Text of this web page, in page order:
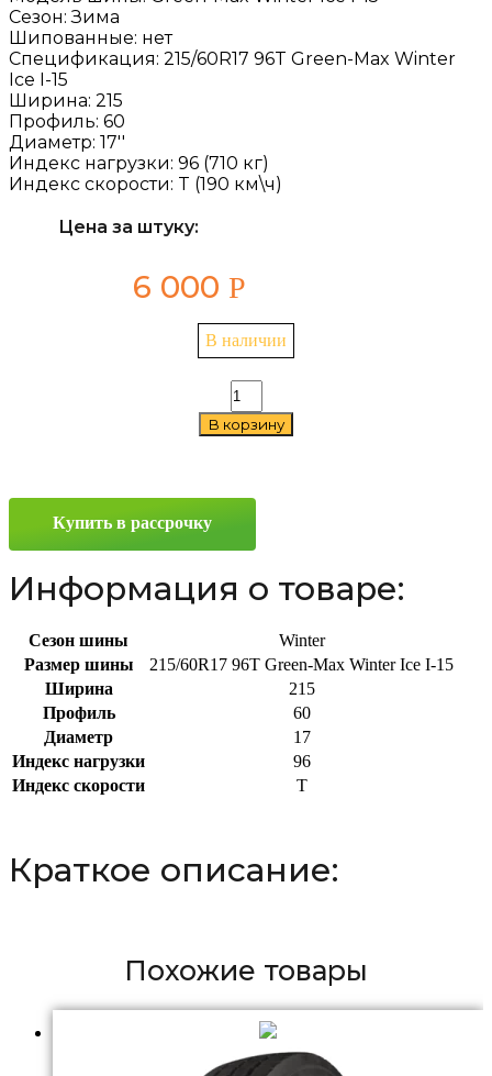
Сезон:Зима
Шипованные: нет
Спецификация: 215/60R17 96T Green-Max Winter
Ice I-15
Ширина: 215
Профиль: 60
Диаметр: 17''
Индекс нагрузки: 96 (710 кг)
Индекс скорости: T (190 км\ч)
Цена за штуку:
6 000 Р
В наличии
Количество
товара
Linglong
15
R17
96T
В корзину
Купить в рассрочку
Информация о товаре:
Сезон шины
Winter
Размер шины
215/60R17 96T Green-Max Winter Ice I-15
Ширина
215
Профиль
60
Диаметр
17
Индекс нагрузки
96
Индекс скорости
T
Краткое описание:
Похожие товары